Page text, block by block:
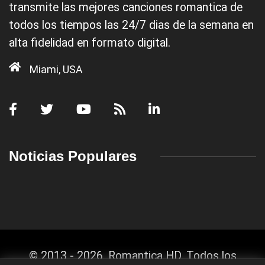
transmite las mejores canciones romantica de
todos los tiempos las 24/7 dias de la semana en
alta fidelidad en formato digital.
Miami, USA
Noticias Populares
© 2013 - 2026, Romantica HD. Todos los